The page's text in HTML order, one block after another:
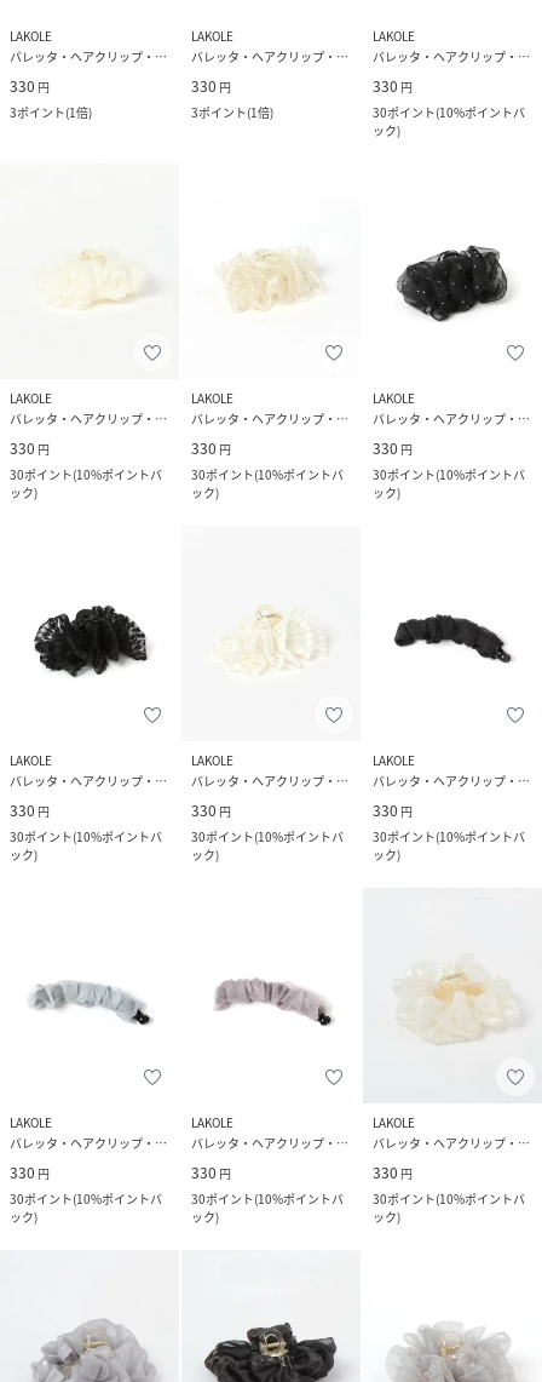
LAKOLE
バレッタ・ヘアクリップ・ヘアピン
330 円
3ポイント(1倍)
LAKOLE
バレッタ・ヘアクリップ・ヘアピン
330 円
3ポイント(1倍)
LAKOLE
バレッタ・ヘアクリップ・ヘアピン
330 円
30ポイント(10%ポイントバ
ック)
LAKOLE
バレッタ・ヘアクリップ・ヘアピン
330 円
30ポイント(10%ポイントバ
ック)
LAKOLE
バレッタ・ヘアクリップ・ヘアピン
330 円
30ポイント(10%ポイントバ
ック)
LAKOLE
バレッタ・ヘアクリップ・ヘアピン
330 円
30ポイント(10%ポイントバ
ック)
LAKOLE
バレッタ・ヘアクリップ・ヘアピン
330 円
30ポイント(10%ポイントバ
ック)
LAKOLE
バレッタ・ヘアクリップ・ヘアピン
330 円
30ポイント(10%ポイントバ
ック)
LAKOLE
バレッタ・ヘアクリップ・ヘアピン
330 円
30ポイント(10%ポイントバ
ック)
LAKOLE
バレッタ・ヘアクリップ・ヘアピン
330 円
30ポイント(10%ポイントバ
ック)
LAKOLE
バレッタ・ヘアクリップ・ヘアピン
330 円
30ポイント(10%ポイントバ
ック)
LAKOLE
バレッタ・ヘアクリップ・ヘアピン
330 円
30ポイント(10%ポイントバ
ック)